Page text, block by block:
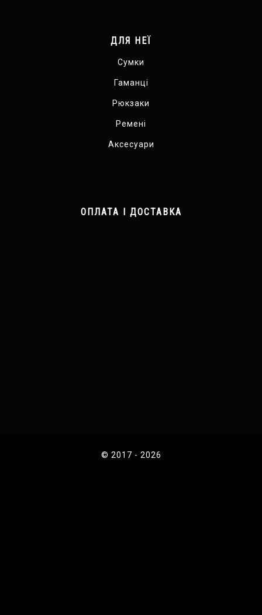
ДЛЯ НЕЇ
Сумки
Гаманці
Рюкзаки
Ремені
Аксесуари
ОПЛАТА І ДОСТАВКА
© 2017 - 2026